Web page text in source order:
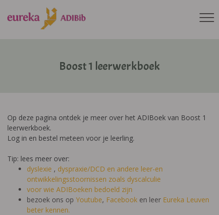
Boost 1 leerwerkboek
Op deze pagina ontdek je meer over het ADIBoek van Boost 1
leerwerkboek.
Log in en bestel meteen voor je leerling.
Tip: lees meer over:
dyslexie , dyspraxie/DCD en andere leer-en
ontwikkelingsstoornissen zoals dyscalculie
voor wie ADIBoeken bedoeld zijn
bezoek ons op Youtube, Facebook en leer Eureka Leuven
beter kennen.